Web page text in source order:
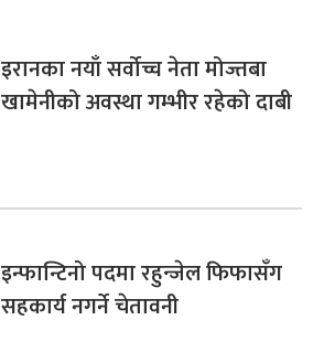
इरानका नयाँ सर्वोच्च नेता मोज्तबा
खामेनीको अवस्था गम्भीर रहेको दाबी
इन्फान्टिनो पदमा रहुन्जेल फिफासँग
सहकार्य नगर्ने चेतावनी